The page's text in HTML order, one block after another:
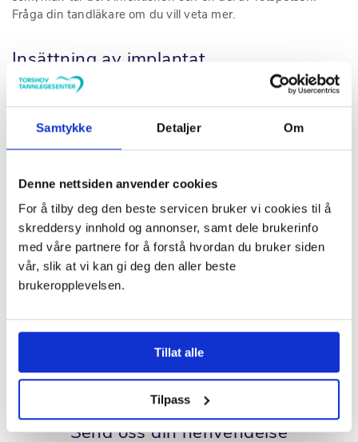
Samtykke Detaljer Om
Denne nettsiden anvender cookies
For å tilby deg den beste servicen bruker vi cookies til å
skreddersy innhold og annonser, samt dele brukerinfo
med våre partnere for å forstå hvordan du bruker siden
vår, slik at vi kan gi deg den aller beste
brukeropplevelsen.
Tillat alle
Tilpass
Fråga din tandläkare om du vill veta mer.
Insättning av implantat
Implantatbehandling är också en typ av tandkirurgi. Har
man tandluckor kan man fylla dem med nya tände på
implantat. Implantat är ett litet stift som fästs i käkbenet, på
Har du ytterligare frågor om tandkirurgi, kontakta oss på
telefon22 37 66 31 eller fyll i vårtkontaktformulär.
Forfatter
Send oss din henvendelse